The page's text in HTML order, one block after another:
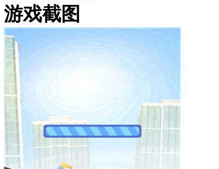
游戏截图